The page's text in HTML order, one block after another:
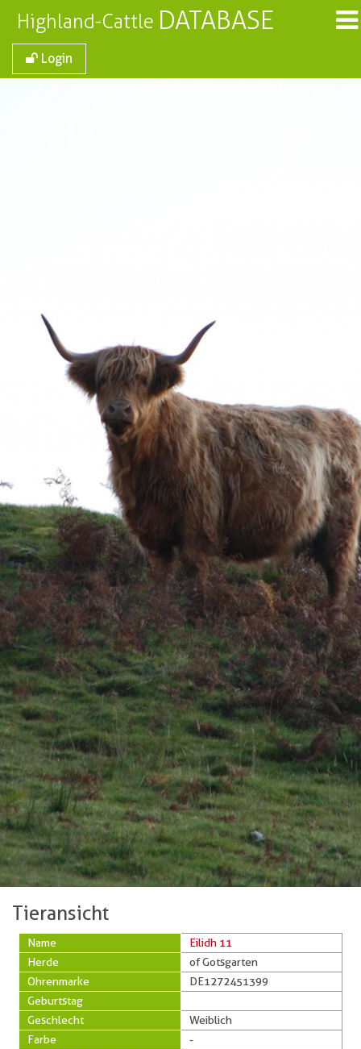
Highland-Cattle DATABASE
Login
Tieransicht
Name
Eilidh 11
Herde
of Gotsgarten
Ohrenmarke
DE1272451399
Geburtstag
Geschlecht
Weiblich
Farbe
-